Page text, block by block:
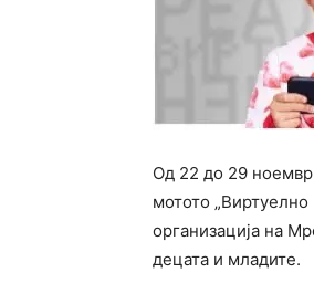
Од 22 до 29
мотото
организација на
децата и младите.